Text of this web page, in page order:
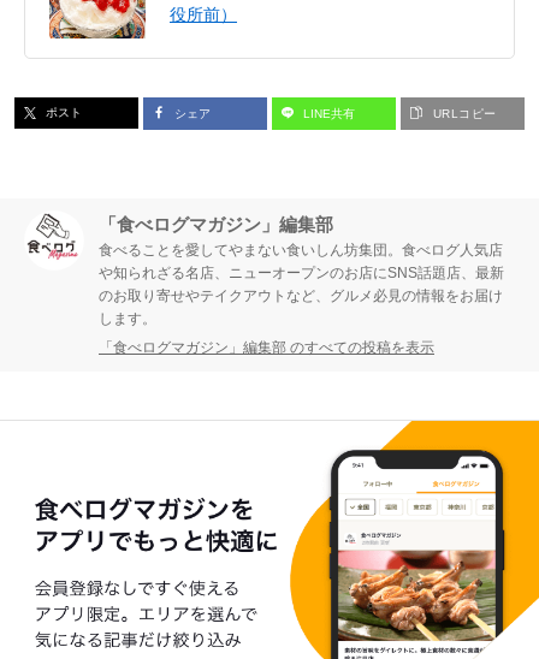
役所前）
ポスト シェア LINE共有 URLコピー
「食べログマガジン」編集部
食べることを愛してやまない食いしん坊集団。食べログ人気店
や知られざる名店、ニューオープンのお店にSNS話題店、最新
のお取り寄せやテイクアウトなど、グルメ必見の情報をお届け
します。
「食べログマガジン」編集部 のすべての投稿を表示